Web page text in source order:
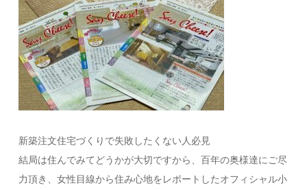
新築注文住宅づくりで失敗したくない人必見
結局は住んでみてどうかが大切ですから、百年の奥様達にご尽
力頂き、女性目線から住み心地をレポートしたオフィシャル小